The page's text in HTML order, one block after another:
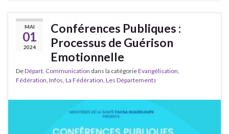
MAI
01
2024
Conférences Publiques :
Processus de Guérison
Emotionnelle
DeDépart. Communication dans la catégorieEvangélisation
Fédération Infos La Fédération Les Départements